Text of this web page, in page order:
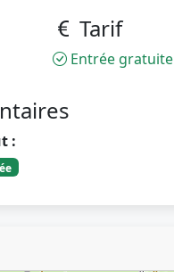
Tarif
Entrée gratuite
: